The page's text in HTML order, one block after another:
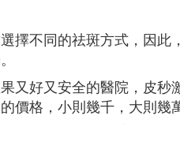
擇不同的祛斑方式，因
又好又安全的醫院，皮
價格，小則幾千，大則幾萬